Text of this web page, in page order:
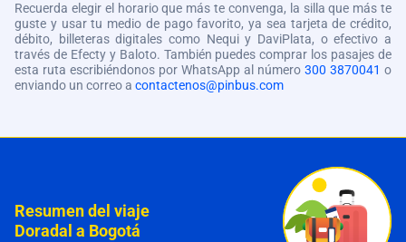
Recuerda elegir el horario que más te convenga, la silla que más te
guste y usar tu medio de pago favorito, ya sea tarjeta de crédito,
débito, billeteras digitales como Nequi y DaviPlata, o efectivo a
través de Efecty y Baloto. También puedes comprar los pasajes de
esta ruta escribiéndonos por WhatsApp al número 300 3870041 o
enviando un correo a contactenos@pinbus.com
Resumen del viaje
Doradal a Bogotá